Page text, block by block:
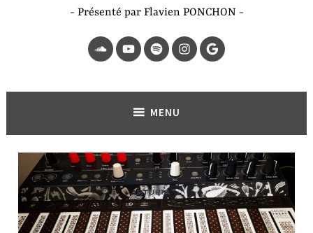
Présenté par Flavien PONCHON
SoundCloud
YouTubeSpotifyInstagram
Page
Google
MENU